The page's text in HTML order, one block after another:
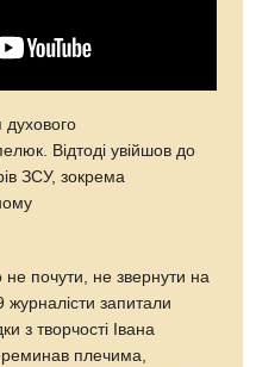
духового
Відтоді увійшов до
ЗСУ, зокрема
почути, не звернути на
журналісти запитали
з творчості Івана
плечима,